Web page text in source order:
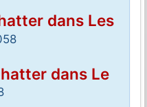
dans Les
dans Le